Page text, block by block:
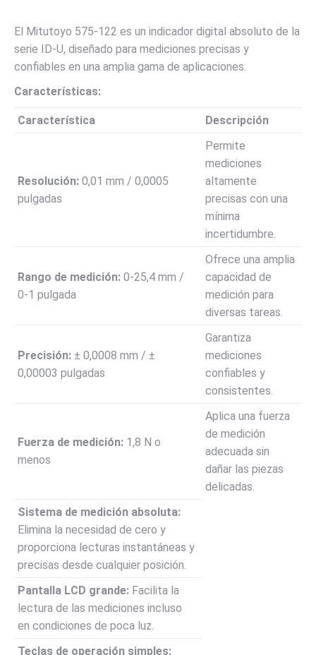
El Mitutoyo 575-122 es un indicador digital absoluto de la
serie ID-U, diseñado para mediciones precisas y
confiables en una amplia gama de aplicaciones.
Características:
Característica Descripción
Resolución: 0,01 mm / 0,0005
pulgadas
Permite
mediciones
altamente
precisas con una
mínima
incertidumbre.
Rango de medición: 0-25,4 mm /
0-1 pulgada
Ofrece una amplia
capacidad de
medición para
diversas tareas.
Precisión: ± 0,0008 mm / ±
0,00003 pulgadas
Garantiza
mediciones
confiables y
consistentes.
Fuerza de medición: 1,8 N o
menos
Aplica una fuerza
de medición
adecuada sin
dañar las piezas
delicadas.
Sistema de medición absoluta:
Elimina la necesidad de cero y
proporciona lecturas instantáneas y
precisas desde cualquier posición.
Pantalla LCD grande: Facilita la
lectura de las mediciones incluso
en condiciones de poca luz.
Teclas de operación simples: